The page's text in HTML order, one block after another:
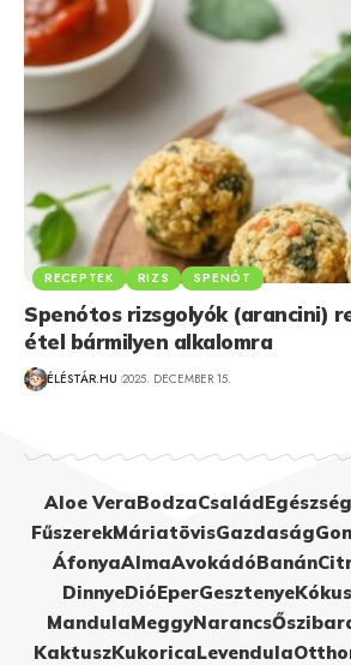
RECEPTEK RIZS SPENÓT
Spenótos rizsgolyók (arancini)
étel bármilyen alkalomra
ÉLÉSTÁR.HU 2025. DECEMBER 15.
Aloe VeraBodzaCsaládEgészség
FűszerekMáriatövisGazdaság
ÁfonyaAlmaAvokádóBanán
DinnyeDióEperGesztenye
MandulaMeggyNarancs
KaktuszKukoricaLevendula